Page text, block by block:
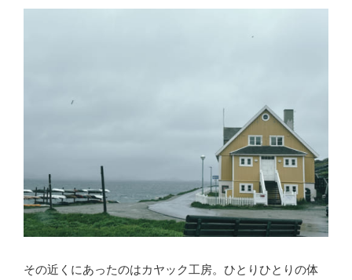
その近くにあったのはカヤック工房。ひとりひとりの体